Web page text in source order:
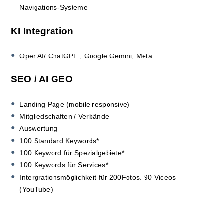
Navigations-Systeme
KI Integration
OpenAI/ ChatGPT , Google Gemini, Meta
SEO / AI GEO
Landing Page (mobile responsive)
Mitgliedschaften / Verbände
Auswertung
100 Standard Keywords*
100 Keyword für Spezialgebiete*
100 Keywords für Services*
Intergrationsmöglichkeit für 200Fotos, 90 Videos
(YouTube)